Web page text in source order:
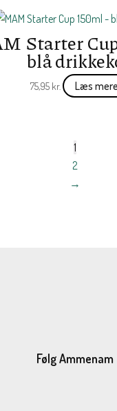
Starter
blå
75,95 kr. Læs mere
1
2
→
Følg Ammenam